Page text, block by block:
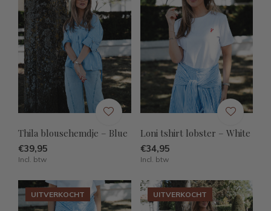
Thila blousehemdje – Blue
€39,95
Incl. btw
Loni tshirt lobster – White
€34,95
Incl. btw
UITVERKOCHT UITVERKOCHT